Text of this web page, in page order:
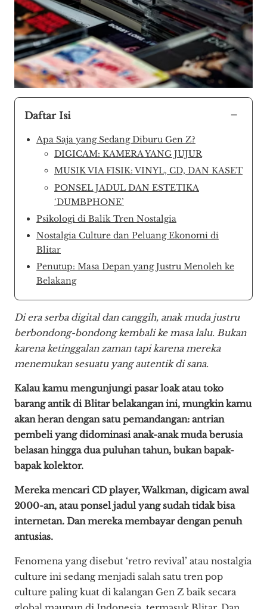
Daftar Isi −
Apa Saja yang Sedang Diburu Gen Z?
DIGICAM: KAMERA YANG JUJUR
MUSIK VIA FISIK: VINYL, CD, DAN KASET
PONSEL JADUL DAN ESTETIKA
‘DUMBPHONE’
Psikologi di Balik Tren Nostalgia
Nostalgia Culture dan Peluang Ekonomi di
Blitar
Penutup: Masa Depan yang Justru Menoleh ke
Belakang
Di era serba digital dan canggih, anak muda justru
berbondong-bondong kembali ke masa lalu. Bukan
karena ketinggalan zaman tapi karena mereka
menemukan sesuatu yang autentik di sana.
Kalau kamu mengunjungi pasar loak atau toko
barang antik di Blitar belakangan ini, mungkin kamu
akan heran dengan satu pemandangan: antrian
pembeli yang didominasi anak-anak muda berusia
belasan hingga dua puluhan tahun, bukan bapak-
bapak kolektor.
Mereka mencari CD player, Walkman, digicam awal
2000-an, atau ponsel jadul yang sudah tidak bisa
internetan. Dan mereka membayar dengan penuh
antusias.
Fenomena yang disebut ‘retro revival’ atau nostalgia
culture ini sedang menjadi salah satu tren pop
culture paling kuat di kalangan Gen Z baik secara